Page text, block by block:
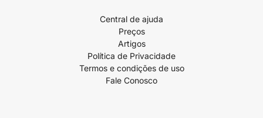
Central de ajuda
Preços
Artigos
Política de Privacidade
Termos e condições de uso
Fale Conosco